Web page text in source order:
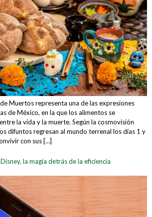
Muertos representa una de las expresiones
de México, en la que los alimentos se
la vida y la muerte. Según la cosmovisión
difuntos regresan al mundo terrenal los días 1 y
con sus […]
la magia detrás de la eficiencia